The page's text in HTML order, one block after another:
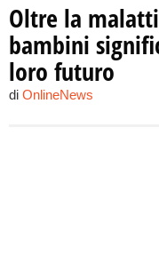
Oltre la
bambini
loro futuro
di OnlineNews